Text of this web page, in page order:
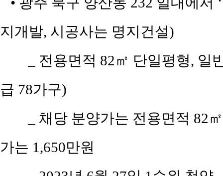
지개발, 시공사는 명지건설)
_ 전용면적 82㎡ 단일평형,
급 78가구)
_ 채당 분양가는 전용면적 82
가는 1,650만원